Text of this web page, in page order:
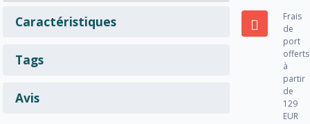
Caractéristiques
Tags
Avis
Frais
de
port
offerts
à
partir
de
129
EUR